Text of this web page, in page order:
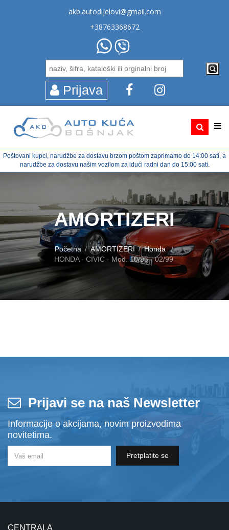
akb.autodijelovi@gmail.com
+38763368672
Prijava
Poštovani kupci, narudžbe za dostavu brzom poštom zaprimamo do 14:00 sati, a
narudžbe za dostavu našim vozilom za idući radni dan do 15:00 sati.
AMORTIZERI
Početna AMORTIZERI
Honda
HONDA - CIVIC - Mod. 10/95 - 02/99
Prijavi se na naš Newsletter
Informacije o akcijama, novim proizvodima
novitetima.
Pretplatite se
CENTRALA